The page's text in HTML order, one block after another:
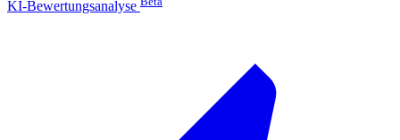
KI-Bewertungsanalyse